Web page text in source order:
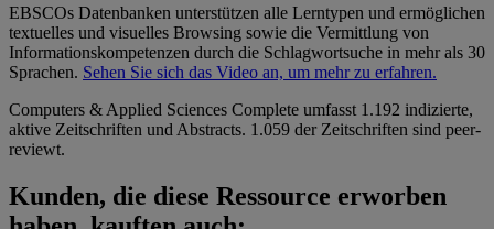
EBSCOs Datenbanken unterstützen alle Lerntypen und ermöglichen
textuelles und visuelles Browsing sowie die Vermittlung von
Informationskompetenzen durch die Schlagwortsuche in mehr als 30
Sprachen. Sehen Sie sich das Video an, um mehr zu erfahren.
Computers & Applied Sciences Complete umfasst 1.192 indizierte,
aktive Zeitschriften und Abstracts. 1.059 der Zeitschriften sind peer-
reviewt.
Kunden, die diese Ressource erworben